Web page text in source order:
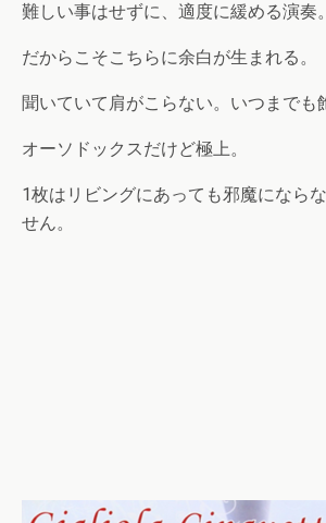
難しい事はせずに、適度に緩める演奏。
だからこそこちらに余白が生まれる。
聞いていて肩がこらない。いつまでも
オーソドックスだけど極上。
1枚はリビングにあっても邪魔になら
せん。